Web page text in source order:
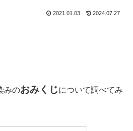
2021.01.03 2024.07.27
みのおみくじについて調べてみ